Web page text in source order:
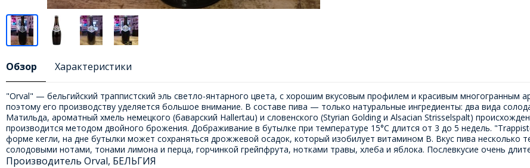
Обзор Характеристики
"Orval" — бельгийский траппистский эль светло-янтарного цвета, с хорошим вкусовым профилем и красивым многогранным
поэтому его производству уделяется большое внимание. В составе пива — только натуральные ингредиенты: два вида
Матильда, ароматный хмель немецкого (баварский Hallertau) и словенского (Styrian Golding и Alsacian Strisselspalt)
производится методом двойного брожения. Дображивание в бутылке при температуре 15°C длится от 3 до 5 недель.
форме кегли, на дне бутылки может сохраняться дрожжевой осадок, который изобилует витамином B. Вкус пива несколько
солодовыми нотами, тонами лимона и перца, горчинкой грейпфрута, нотками травы, хлеба и яблока. Послевкусие очень
Производитель Orval, БЕЛЬГИЯ